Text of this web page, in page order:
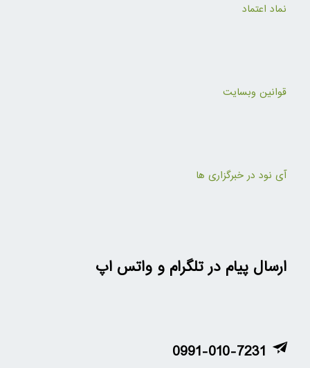
نماد اعتماد
قوانین وبسایت
آی نود در خبرگزاری ها
ارسال پیام در تلگرام و واتس اپ
0991-010-7231